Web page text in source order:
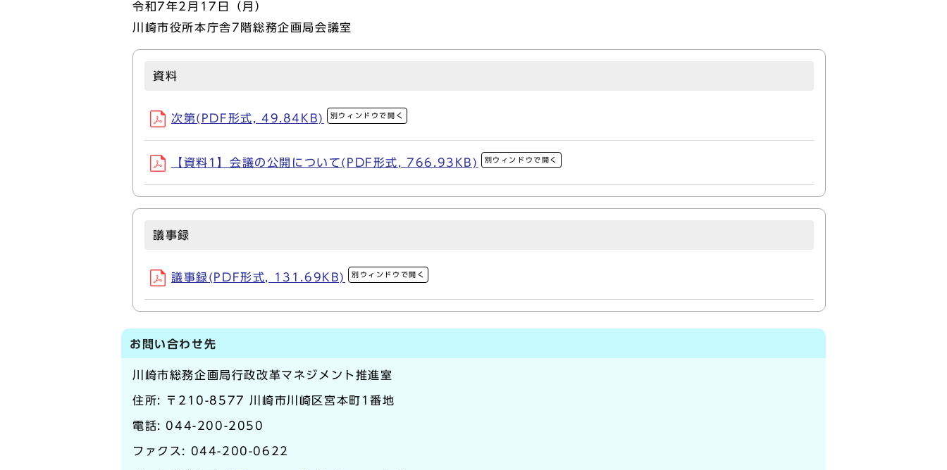
令和7年2月17日（月）
川崎市役所本庁舎7階総務企画局会議室
資料
次第(PDF形式, 49.84KB) 別ウィンドウで開く
【資料1】会議の公開について(PDF形式, 766.93KB) 別ウィンドウで開く
議事録
議事録(PDF形式, 131.69KB) 別ウィンドウで開く
お問い合わせ先
川崎市総務企画局行政改革マネジメント推進室
住所: 〒210-8577 川崎市川崎区宮本町1番地
電話: 044-200-2050
ファクス: 044-200-0622